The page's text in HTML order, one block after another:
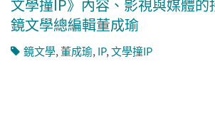
文學撞IP》內容、影視與媒體的
鏡文學總編輯董成瑜
鏡文學,董成瑜,IP,文學撞IP